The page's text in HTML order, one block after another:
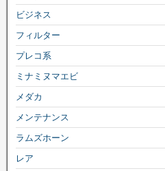
ビジネス
フィルター
プレコ系
ミナミヌマエビ
メダカ
メンテナンス
ラムズホーン
レア